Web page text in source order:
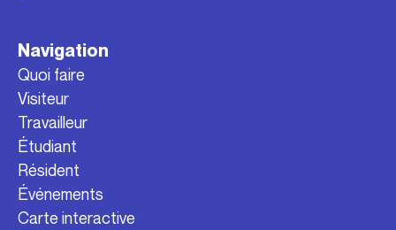
Navigation
Quoi faire
Visiteur
Travailleur
Étudiant
Résident
Événements
Carte interactive